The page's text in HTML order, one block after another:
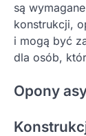
są
konstrukcji,
i mogą być
dla osób,
Opony